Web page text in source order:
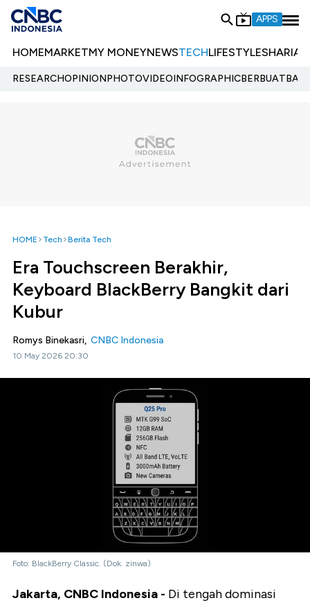
APPS
HOMEMARKETMY MONEYNEWSTECHLIFESTYLESHARIA
RESEARCHOPINIONPHOTOVIDEOINFOGRAPHIC
HOME Tech Berita Tech
Era Touchscreen Berakhir,
Keyboard BlackBerry Bangkit dari
Kubur
Romys Binekasri, CNBC Indonesia
10 May 2026 20:30
Foto: BlackBerry Classic. (Dok. zinwa)
Jakarta, CNBC Indonesia - Di tengah dominasi